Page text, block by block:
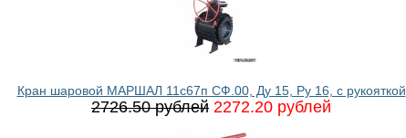
Кран шаровой МАРШАЛ 11с67п СФ.00, Ду 15, Ру 16, с рукояткой
2726.50 рублей 2272.20 рублей